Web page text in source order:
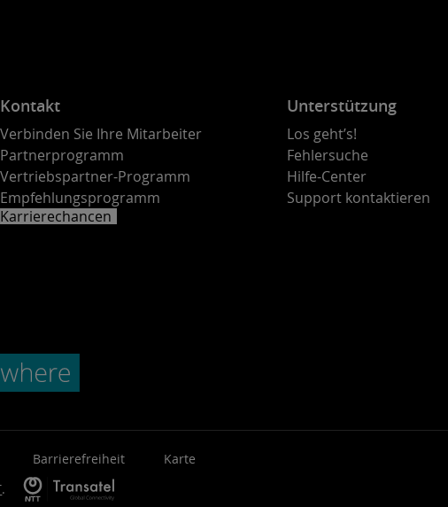
Kontakt
Verbinden Sie Ihre Mitarbeiter
Partnerprogramm
Vertriebspartner-Programm
Empfehlungsprogramm
Karrierechancen
Unterstützung
Los geht’s!
Fehlersuche
Hilfe-Center
Support kontaktieren
Barrierefreiheit
Karte
.